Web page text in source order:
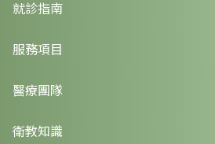
就診指南
服務項目
醫療團隊
衛教知識